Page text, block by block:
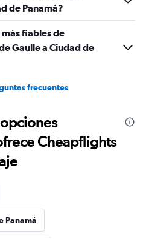
de Panamá?
más fiables de
Gaulle a Ciudad de
frecuentes
Cheapflights
Panamá